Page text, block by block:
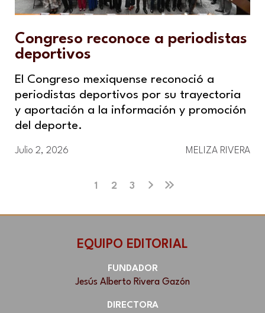
Congreso reconoce a periodistas
deportivos
El Congreso mexiquense reconoció a
periodistas deportivos por su trayectoria
y aportación a la información y promoción
del deporte.
Julio 2, 2026 MELIZA RIVERA
1 2 3
EQUIPO EDITORIAL
FUNDADOR
Jesús Alberto Rivera Gazón
DIRECTORA